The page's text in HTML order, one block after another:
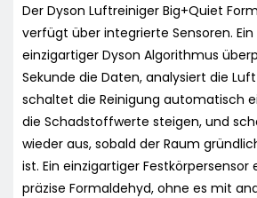
Der Dyson Luftreiniger Big+Quiet
verfügt über integrierte Sensoren. Ein
einzigartiger Dyson Algorithmus
Sekunde die Daten, analysiert die
schaltet die Reinigung automatisch
die Schadstoffwerte steigen, und
wieder aus, sobald der Raum
ist. Ein einzigartiger Festkörpersensor
präzise Formaldehyd, ohne es mit